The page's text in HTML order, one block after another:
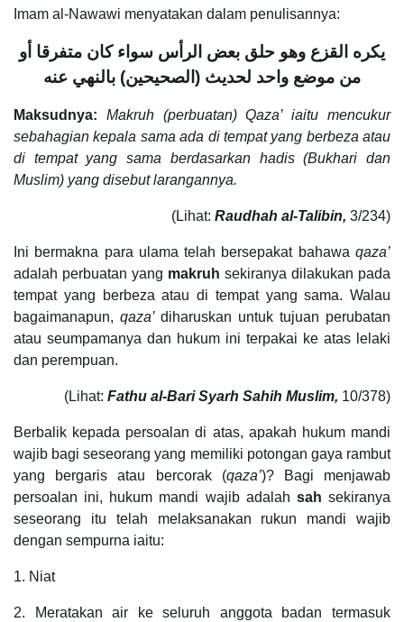
Imam al-Nawawi menyatakan dalam penulisannya:
يكره القزع وهو حلق بعض الرأس سواء كان متفرقا أو
من موضع واحد لحديث (الصحيحين) بالنهي عنه
Maksudnya: Makruh (perbuatan) Qaza’ iaitu mencukur
sebahagian kepala sama ada di tempat yang berbeza atau
di tempat yang sama berdasarkan hadis (Bukhari dan
Muslim) yang disebut larangannya.
(Lihat: Raudhah al-Talibin, 3/234)
Ini bermakna para ulama telah bersepakat bahawa qaza’
adalah perbuatan yang makruh sekiranya dilakukan pada
tempat yang berbeza atau di tempat yang sama. Walau
bagaimanapun, qaza’ diharuskan untuk tujuan perubatan
atau seumpamanya dan hukum ini terpakai ke atas lelaki
dan perempuan.
(Lihat: Fathu al-Bari Syarh Sahih Muslim, 10/378)
Berbalik kepada persoalan di atas, apakah hukum mandi
wajib bagi seseorang yang memiliki potongan gaya rambut
yang bergaris atau bercorak (qaza’)? Bagi menjawab
persoalan ini, hukum mandi wajib adalah sahsekiranya
seseorang itu telah melaksanakan rukun mandi wajib
dengan sempurna iaitu:
1. Niat
2. Meratakan air ke seluruh anggota badan termasuk